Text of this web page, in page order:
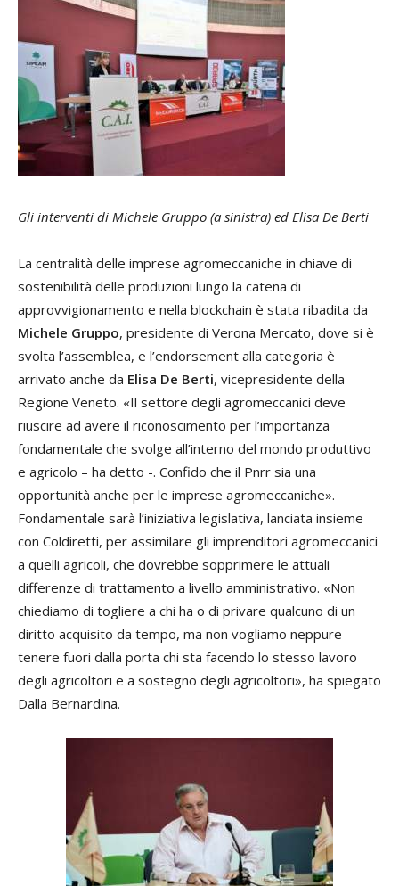
Gli interventi di Michele Gruppo (a sinistra) ed Elisa De Berti
La centralità delle imprese agromeccaniche in chiave di
sostenibilità delle produzioni lungo la catena di
approvvigionamento e nella blockchain è stata ribadita da
Michele Gruppo, presidente di Verona Mercato, dove si è
svolta l’assemblea, e l’endorsement alla categoria è
arrivato anche da Elisa De Berti, vicepresidente della
Regione Veneto. «Il settore degli agromeccanici deve
riuscire ad avere il riconoscimento per l’importanza
fondamentale che svolge all’interno del mondo produttivo
e agricolo – ha detto -. Confido che il Pnrr sia una
opportunità anche per le imprese agromeccaniche».
Fondamentale sarà l’iniziativa legislativa, lanciata insieme
con Coldiretti, per assimilare gli imprenditori agromeccanici
a quelli agricoli, che dovrebbe sopprimere le attuali
differenze di trattamento a livello amministrativo. «Non
chiediamo di togliere a chi ha o di privare qualcuno di un
diritto acquisito da tempo, ma non vogliamo neppure
tenere fuori dalla porta chi sta facendo lo stesso lavoro
degli agricoltori e a sostegno degli agricoltori», ha spiegato
Dalla Bernardina.